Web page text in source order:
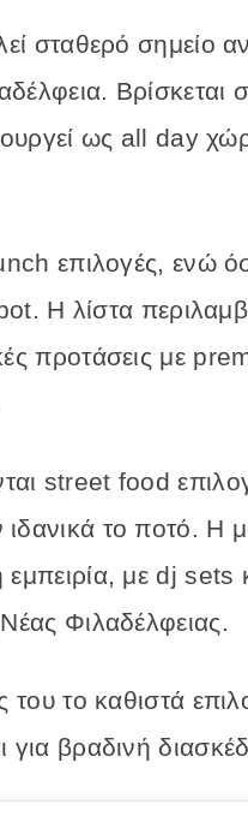
σταθερό σημείο
Βρίσκεται
ως all day
επιλογές, ενώ
Η λίστα
προτάσεις με
street food
ιδανικά τοποτό. Η
εμπειρία, με djsets
Νέας Φιλαδέλφειας.
τουτο καθιστά
για βραδινή